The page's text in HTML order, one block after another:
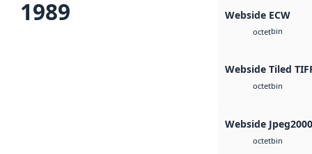
1989
Webside ECW
octetbin
Webside Tiled
octetbin
Webside Jpeg2000
octetbin